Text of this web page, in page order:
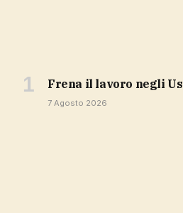
Frena il lavoro negli
7 Agosto 2026